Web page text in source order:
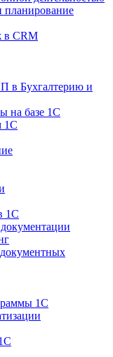
планирование
в CRM
в Бухгалтерию и
на базе 1С
1С
1С
1С